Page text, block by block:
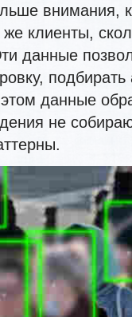
внимания,
клиенты,
данные
подбирать
данные
не